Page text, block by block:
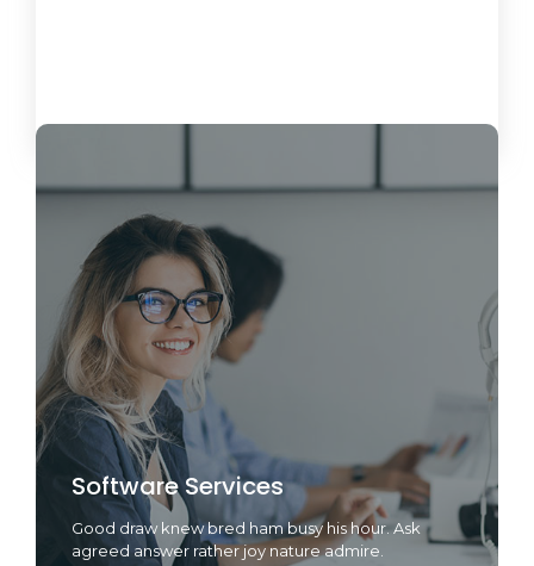
Software Services
Good draw knew bred ham busy his hour. Ask
agreed answer rather joy nature admire.